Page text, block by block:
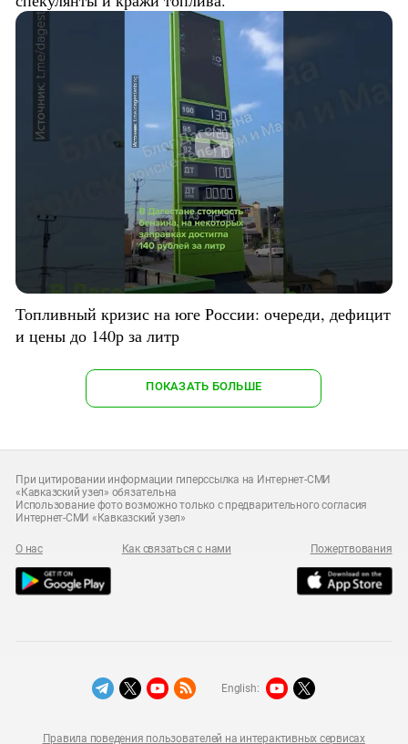
Топливный кризис на юге России: очереди, дефицит
и цены до 140р за литр
ПОКАЗАТЬ БОЛЬШЕ
При цитировании информации гиперссылка на Интернет-СМИ
«Кавказский узел» обязательна
Использование фото возможно только с предварительного согласия
Интернет-СМИ «Кавказский узел»
О нас Как связаться с нами Пожертвования
Правила поведения пользователей на интерактивных сервисах
English: